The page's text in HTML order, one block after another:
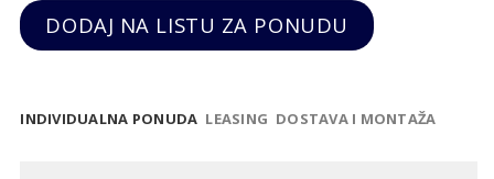
DODAJ NA LISTU ZA PONUDU
INDIVIDUALNA PONUDA LEASING DOSTAVA I MONTAŽA